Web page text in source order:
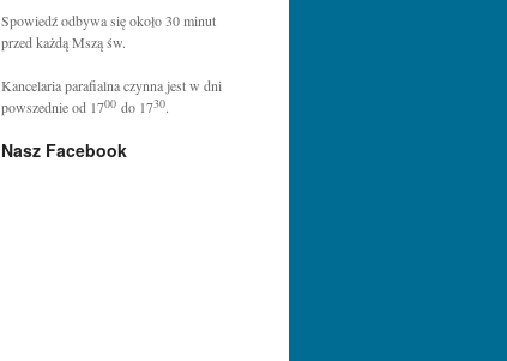
Spowiedź odbywa się około 30 minut
przed każdą Mszą św.
Kancelaria parafialna czynna jest w dni
powszednie od 1700 do 1730.
Nasz Facebook